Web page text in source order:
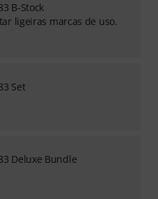
B-Stock
ligeiras marcas de uso.
Set
Deluxe Bundle